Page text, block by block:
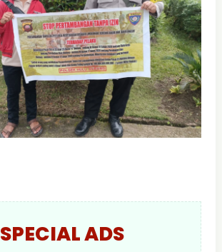
SPECIAL ADS